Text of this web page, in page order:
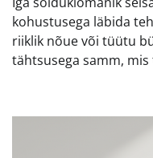
kohustusega läbida
riiklik nõue või tüütu
tähtsusega samm,